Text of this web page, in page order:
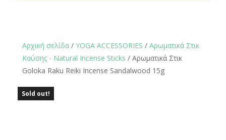
Αρχική σελίδα / YOGA ACCESSORIES / Αρωματικά Στικ
Καύσης - Natural Incense Sticks / Αρωματικά Στικ
Goloka Raku Reiki Incense Sandalwood 15g
Sold out!